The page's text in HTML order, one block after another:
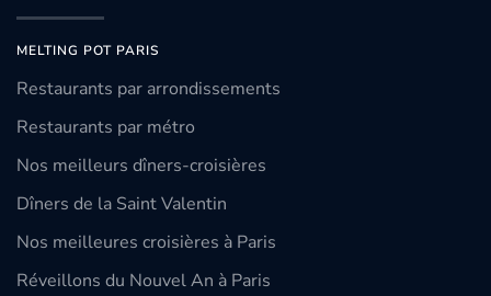
MELTING POT PARIS
Restaurants par arrondissements
Restaurants par métro
Nos meilleurs dîners-croisières
Dîners de la Saint Valentin
Nos meilleures croisières à Paris
Réveillons du Nouvel An à Paris